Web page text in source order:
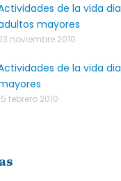
de la vida
mayores
noviembre 2010
de la vida
febrero 2010